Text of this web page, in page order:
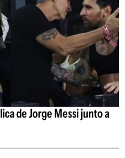
de Jorge Messi junto a